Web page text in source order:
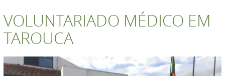
VOLUNTARIADO MÉDICO EM
TAROUCA